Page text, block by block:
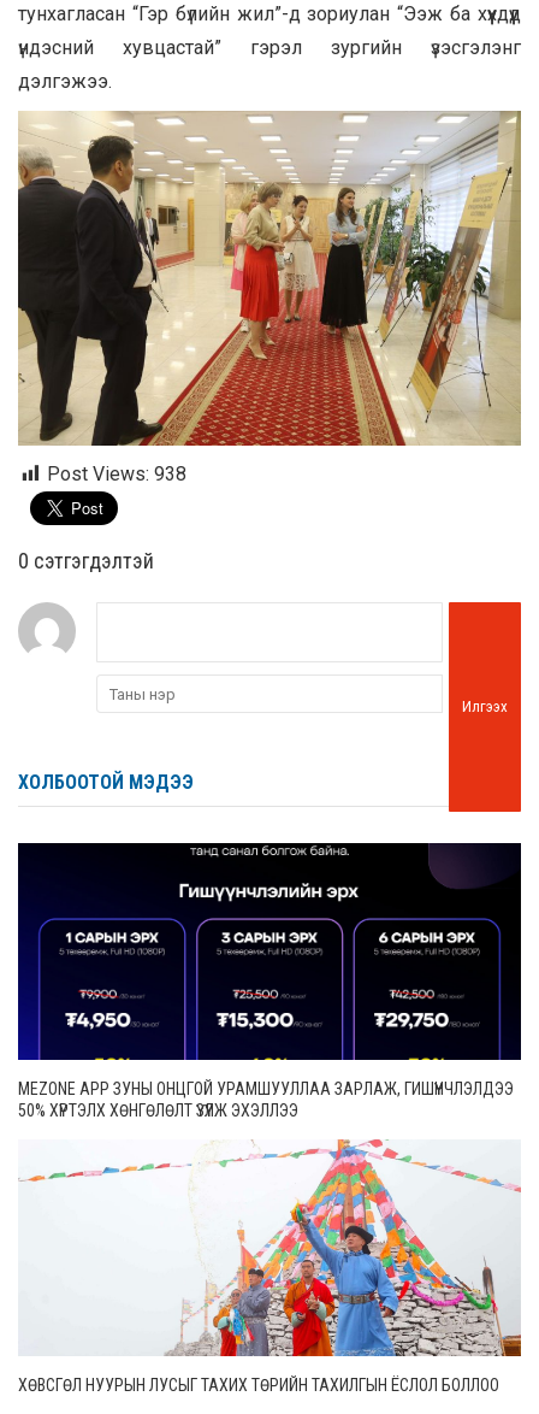
тунхагласан “Гэр бүлийн жил”-д зориулан “Ээж ба хүүхдүүд
үндэсний хувцастай” гэрэл зургийн үзэсгэлэнг
дэлгэжээ.
Post Views: 938
0 cэтгэгдэлтэй
Илгээх
ХОЛБООТОЙ МЭДЭЭ
MEZONE APP ЗУНЫ ОНЦГОЙ УРАМШУУЛЛАА ЗАРЛАЖ, ГИШҮҮНЧЛЭЛДЭЭ
50% ХҮРТЭЛХ ХӨНГӨЛӨЛТ ҮЗҮҮЛЖ ЭХЭЛЛЭЭ
ХӨВСГӨЛ НУУРЫН ЛУСЫГ ТАХИХ ТӨРИЙН ТАХИЛГЫН ЁСЛОЛ БОЛЛОО